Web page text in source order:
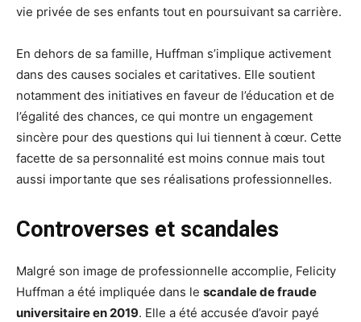
vie privée de ses enfants tout en poursuivant sa carrière.
En dehors de sa famille, Huffman s’implique activement
dans des causes sociales et caritatives. Elle soutient
notamment des initiatives en faveur de l’éducation et de
l’égalité des chances, ce qui montre un engagement
sincère pour des questions qui lui tiennent à cœur. Cette
facette de sa personnalité est moins connue mais tout
aussi importante que ses réalisations professionnelles.
Controverses et scandales
Malgré son image de professionnelle accomplie, Felicity
Huffman a été impliquée dans le scandale de fraude
universitaire en 2019. Elle a été accusée d’avoir payé